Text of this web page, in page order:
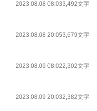
2023.08.08 08:033,492文字
2023.08.08 20:053,679文字
2023.08.09 08:022,302文字
2023.08.09 20:032,382文字